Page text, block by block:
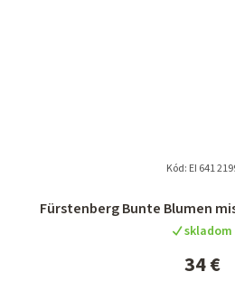
Fürstenberg Bunte Blumen
skladom
34 €
Kód: EI 641